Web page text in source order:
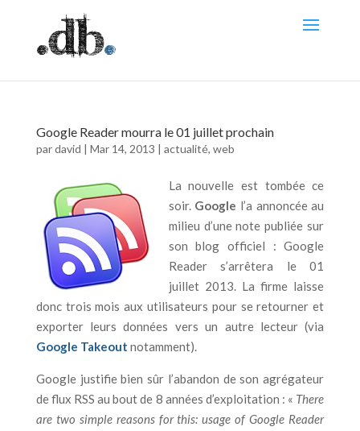
Google Reader mourra le 01 juillet prochain
pardavid | Mar 14, 2013 | actualité, web
La nouvelle est tombée ce
soir. Google l’a annoncée au
milieu d’une note publiée sur
son blog officiel : Google
Reader s’arrêtera le 01
juillet 2013. La firme laisse
donc trois mois aux utilisateurs pour se retourner et
exporter leurs données vers un autre lecteur (via
Google Takeout notamment).
Google justifie bien sûr l’abandon de son agrégateur
de flux RSS au bout de 8 années d’exploitation : « There
are two simple reasons for this: usage of Google Reader